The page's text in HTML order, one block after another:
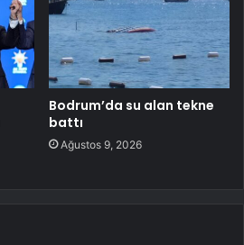
Bodrum’da su alan tekne
battı
Ağustos 9, 2026